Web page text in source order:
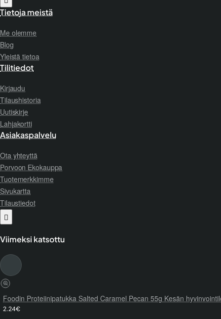
Tietoja meistä
Me olemme
Blog
Yleistä tietoa
Tilitiedot
Kirjaudu
Tilaushistoria
Uutiskirje
Lahjakortti
Asiakaspalvelu
Ota yhteyttä
Porvoon Ekokauppa
Tuotemerkkimme
Sivukartta
Tilaustiedot
Viimeksi katsottu
Foodin Proteiinipatukka Salted Caramel Pecan 55g Kesän
2.24€